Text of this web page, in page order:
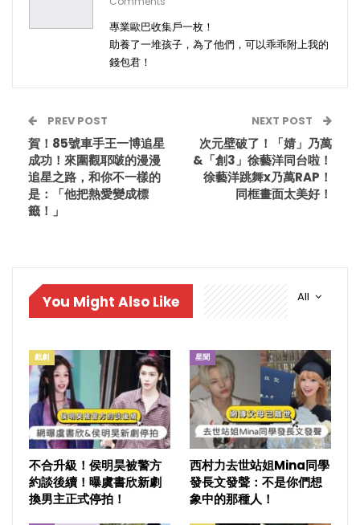
專業歐巴收集戶一枚！
助養了一堆孩子，為了他們，可以乖乖附上我的
錢包君！
PREV POST
賀！85號車手王一博追星
成功！來圍觀耶啵的漫漫
追星之路，和你不一樣的
是：「他把熱愛變成標
籤！」
NEXT POST
次元壁破了！「婧」乃萬
&「創3」徐藝洋同台啦！
徐藝洋跳舞x乃萬RAP！
同框畫面太美好！
All
You Might Also Like
戲劇
不合升級！侯明昊被警方
約談後續！曝虞書欣新劇
換男主正式停拍！
星聞
西村力去世站姐Mina同學
發長文發聲：不是你們想
象中的那種人！